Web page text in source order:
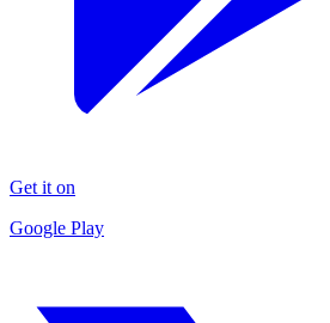
Get it on
Google Play